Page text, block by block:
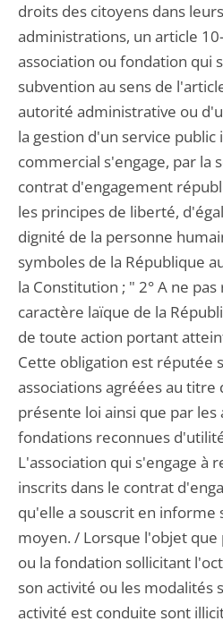
droits des citoyens dans
administrations, un article
association ou fondation qui
subvention au sens de
autorité administrative ou
la gestion d'un service
commercial s'engage, par la
contrat d'engagement
les principes de liberté,
dignité de la personne
symboles de la République
la Constitution ; " 2° A ne
caractère laïque de la
de toute action portant
Cette obligation est réputée
associations agréées au titre
présente loi ainsi que par les
fondations reconnues
L'association qui s'engage à
inscrits dans le contrat
qu'elle a souscrit en
moyen. / Lorsque l'objet
ou la fondation sollicitant
son activité ou les modalités
activité est conduite sont